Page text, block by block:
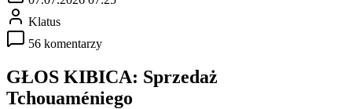
Klatus
56 komentarzy
GŁOS KIBICA: Sprzedaż
Tchouaméniego